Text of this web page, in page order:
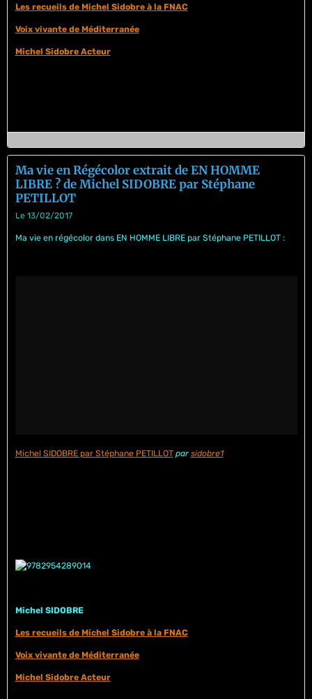
Les recueils de Michel Sidobre à la FNAC
Voix vivante de Méditerranée
Michel Sidobre Acteur
Ma vie en Régécolor extrait de EN HOMME
LIBRE ? de Michel SIDOBRE par Stéphane
PETILLOT
Le 13/02/2017
Ma vie en régécolor dans EN HOMME LIBRE par Stéphane PETILLOT :
Michel SIDOBRE par Stéphane PETILLOT par sidobre1
Michel SIDOBRE
Les recueils de Michel Sidobre à la FNAC
Voix vivante de Méditerranée
Michel Sidobre Acteur